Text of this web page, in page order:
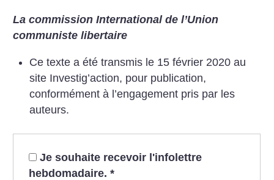
La commission International de l’Union
communiste libertaire
Ce texte a été transmis le 15 février 2020 au
site Investig’action, pour publication,
conformément à l’engagement pris par les
auteurs.
Je souhaite recevoir l'infolettre
hebdomadaire. *